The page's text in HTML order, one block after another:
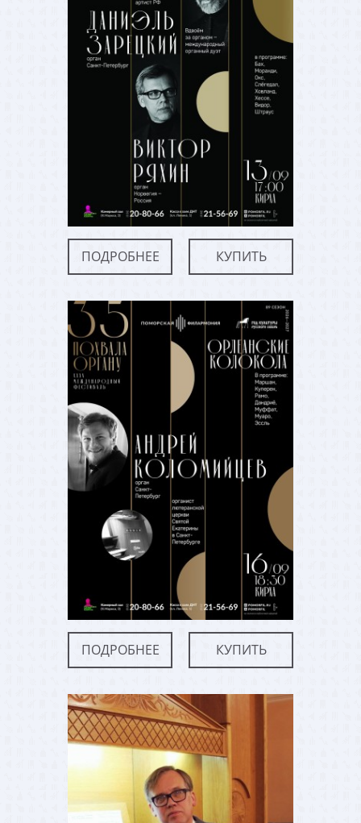
ПОДРОБНЕЕ КУПИТЬ
ПОДРОБНЕЕ КУПИТЬ